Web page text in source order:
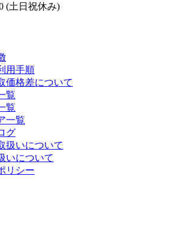
(土日祝休み)
用手順
価格差について
覧
覧
一覧
グ
扱いについて
いについて
リシー